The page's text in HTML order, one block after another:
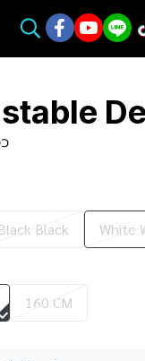
Black Black White
160 CM